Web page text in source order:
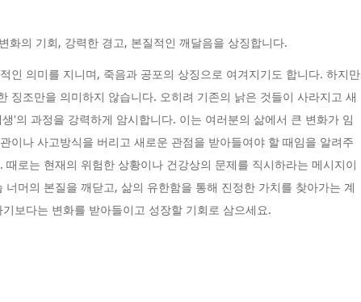
화의 기회, 강력한 경고, 본질적인 깨달음을 상징합니다.
인 의미를 지니며, 죽음과 공포의 상징으로 여겨지기도 합니다. 하지만
징조만을 의미하지 않습니다. 오히려 기존의 낡은 것들이 사라지고 새
'의 과정을 강력하게 암시합니다. 이는 여러분의 삶에서 큰 변화가 임
이나 사고방식을 버리고 새로운 관점을 받아들여야 할 때임을 알려주
때로는 현재의 위험한 상황이나 건강상의 문제를 직시하라는 메시지이
너머의 본질을 깨닫고, 삶의 유한함을 통해 진정한 가치를 찾아가는 계
보다는 변화를 받아들이고 성장할 기회로 삼으세요.